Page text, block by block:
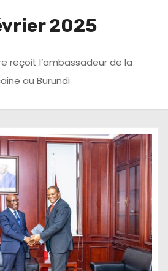
2025
reçoit l’ambassadeur de la
au Burundi